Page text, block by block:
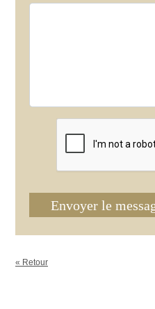
Envoyer le
« Retour